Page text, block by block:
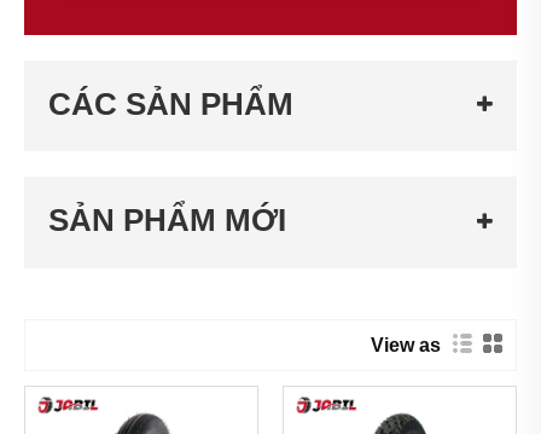
CÁC SẢN PHẨM
SẢN PHẨM MỚI
View as